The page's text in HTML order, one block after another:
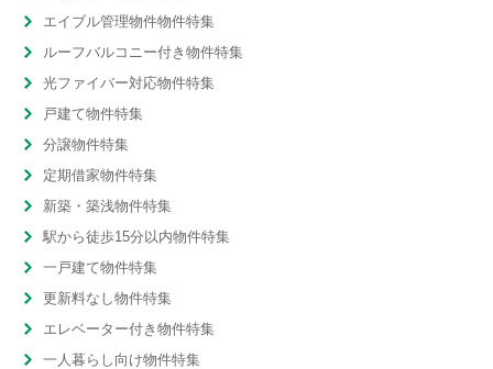
エイブル管理物件物件特集
ルーフバルコニー付き物件特集
光ファイバー対応物件特集
戸建て物件特集
分譲物件特集
定期借家物件特集
新築・築浅物件特集
駅から徒歩15分以内物件特集
一戸建て物件特集
更新料なし物件特集
エレベーター付き物件特集
一人暮らし向け物件特集